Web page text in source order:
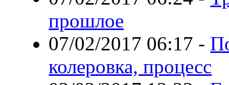
прошлое
07/02/2017 06:17 -
колеровка, процесс